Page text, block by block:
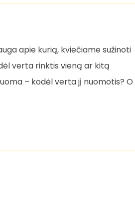
apie kurią, kviečiame sužinoti
verta rinktis vieną ar kitą
– kodėl verta jį nuomotis? O